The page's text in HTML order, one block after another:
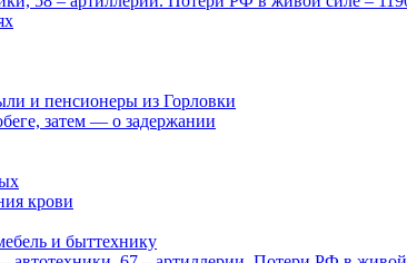
и пенсионеры из Горловки
затем — о задержании
крови
и быттехнику